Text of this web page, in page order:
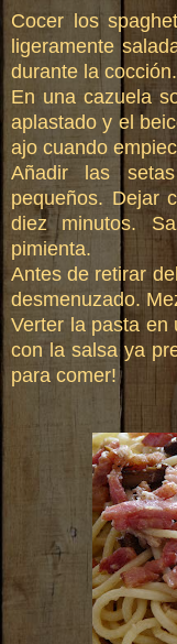
Cocer los
ligeramente
durante la
En una cazuela
aplastado y el
ajo cuando
Añadir las
pequeños. Dejar
diez minutos.
pimienta.
Antes de retirar
desmenuzado.
Verter la pasta en
con la salsa ya
para comer!